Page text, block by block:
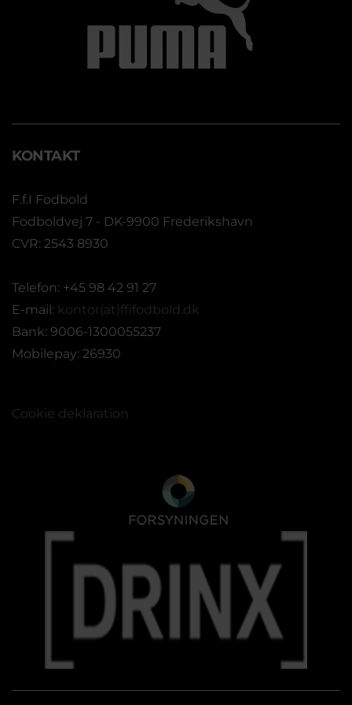
KONTAKT
F.f.I Fodbold
Fodboldvej 7 - DK-9900 Frederikshavn
CVR: 2543 8930
Telefon: +45 98 42 91 27
E-mail: kontor(at)ffifodbold.dk
Bank: 9006-1300055237
Mobilepay: 26930
Cookie deklaration